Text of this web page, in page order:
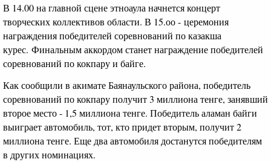
В 14.00 на главной сцене этноаула начнется концерт
творческих коллективов области. В 15.оо - церемония
награждения победителей соревнований по казакша
курес. Финальным аккордом станет награждение победителей
соревнований по кокпару и байге.
Как сообщили в акимате Баянаульского района, победитель
соревнований по кокпару получит 3 миллиона тенге, занявший
второе место - 1,5 миллиона тенге. Победитель аламан байги
выиграет автомобиль, тот, кто придет вторым, получит 2
миллиона тенге. Еще два автомобиля достанутся победителям
в других номинациях.